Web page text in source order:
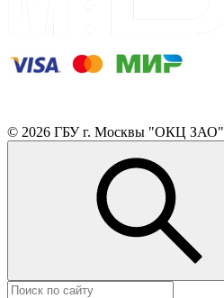
© 2026 ГБУ г. Москвы "ОКЦ ЗАО"